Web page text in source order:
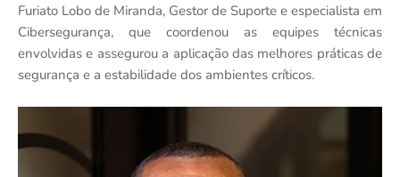
Furiato Lobo de Miranda, Gestor de Suporte e especialista em
Cibersegurança, que coordenou as equipes técnicas
envolvidas e assegurou a aplicação das melhores práticas de
segurança e a estabilidade dos ambientes críticos.